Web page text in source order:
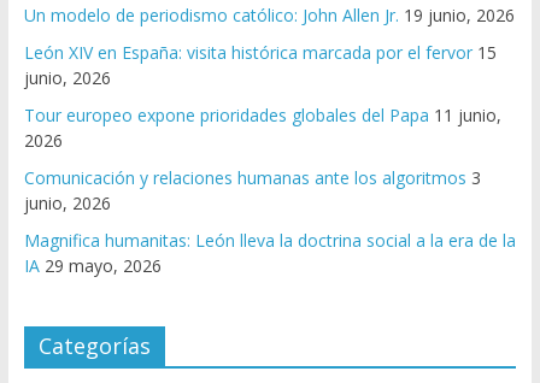
Un modelo de periodismo católico: John Allen Jr. 19 junio, 2026
León XIV en España: visita histórica marcada por el fervor 15
junio, 2026
Tour europeo expone prioridades globales del Papa 11 junio,
2026
Comunicación y relaciones humanas ante los algoritmos 3
junio, 2026
Magnifica humanitas: León lleva la doctrina social a la era de la
IA 29 mayo, 2026
Categorías